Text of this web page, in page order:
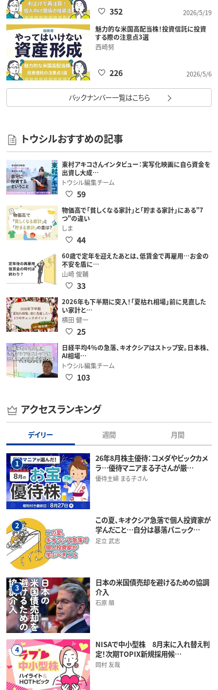
2026/5/19
352
魅力的な米国高配当株！投資信託に投資
する際の注意点3選
西崎努
2026/5/6
226
バックナンバー一覧はこちら
トウシルおすすめの記事
東村アキコさんインタビュー：実写化映画に自ら資金を
出資し大成…
トウシル編集チーム
59
物価高で「貧しくなる家計」と「貯まる家計」にある"7
つ"の違い
しま
44
60歳で定年を迎えたあとは、低賃金で再雇用…お金の
不安を盾に…
山崎 俊輔
33
2026年も下半期に突入！「夏枯れ相場」前に見直した
い家計と…
横田 健一
25
日経平均4％の急落、キオクシアはストップ安。日本株、
AI相場…
トウシル編集チーム
103
アクセスランキング
デイリー 週間 月間
1
26年8月株主優待：コメダやビックカメ
ラ…優待マニアまる子さんが厳…
優待主婦 まる子さん
2
この夏、キオクシア急落で個人投資家が
学んだこと…自分は暴落パニック…
足立 武志
3
日本の米国債売却を避けるための協調
介入
石原 順
4
NISAで中小型株 8月末に入れ替え判
定！次期TOPIX新規採用候…
岡村 友哉